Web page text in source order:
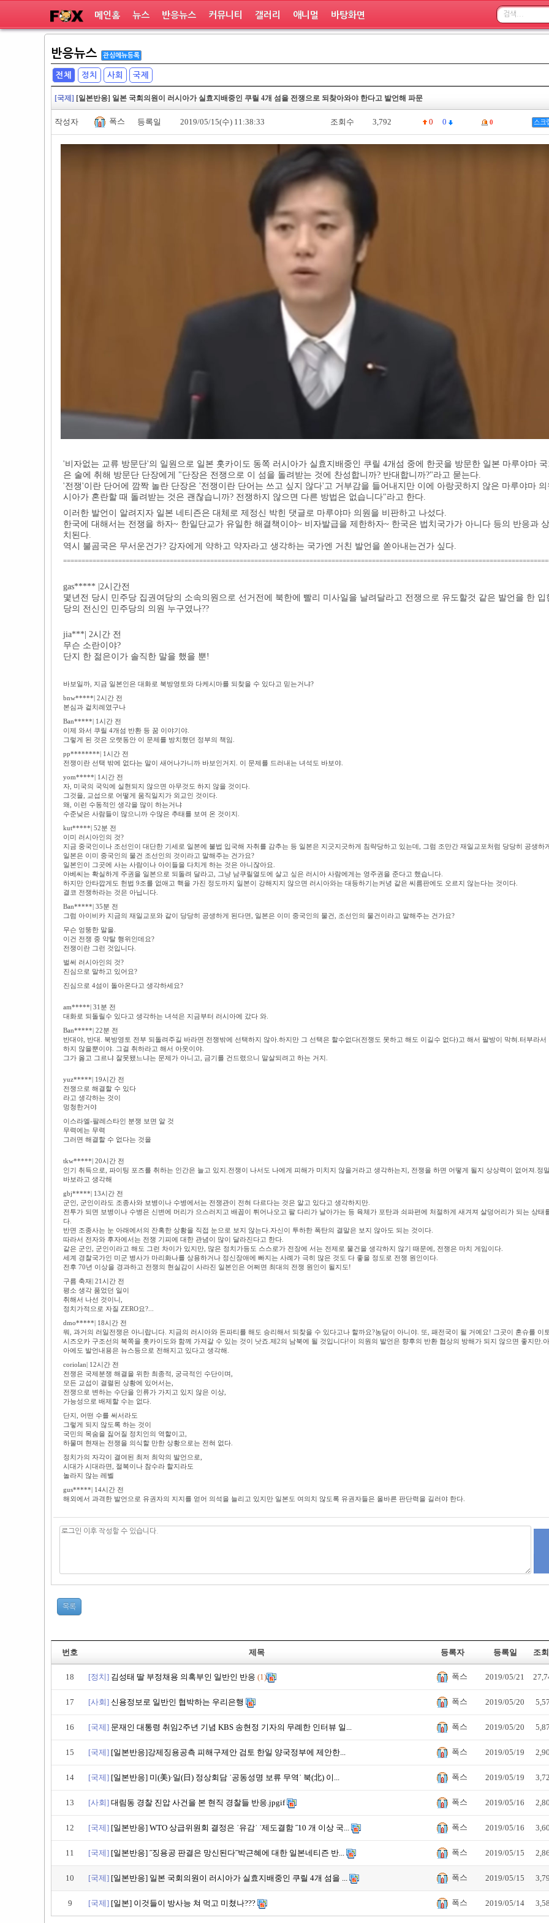
메인홈 뉴스 반응뉴스 커뮤니티 갤러리 애니멀 바탕화면
반응뉴스 관심메뉴등록
전체 정치 사회 국제
[국제] [일본반응] 일본 국회의원이 러시아가 실효지배중인 쿠릴 4개 섬을 전쟁으로 되찾아와야 한다고 발언해 파문
작성자 폭스 등록일 2019/05/15(수) 11:38:33 조회수 3,792 0 0 0 스크
'비자없는 교류 방문단'의 일원으로 일본 홋카이도 동쪽 러시아가 실효지배중인 쿠릴 4개섬 중에 한곳을 방문한 일본 마루야마
은 술에 취해 방문단 단장에게 "단장은 전쟁으로 이 섬을 돌려받는 것에 찬성합니까? 반대합니까?"라고 묻는다.
'전쟁'이란 단어에 깜짝 놀란 단장은 '전쟁이란 단어는 쓰고 싶지 않다'고 거부감을 들어내지만 이에 아랑곳하지 않은 마루야마
시아가 혼란할 때 돌려받는 것은 괜찮습니까? 전쟁하지 않으면 다른 방법은 없습니다"라고 한다.
이러한 발언이 알려지자 일본 네티즌은 대체로 제정신 박힌 댓글로 마루야마 의원을 비판하고 나섰다.
한국에 대해서는 전쟁을 하자~ 한일단교가 유일한 해결책이야~ 비자발급을 제한하자~ 한국은 법치국가가 아니다 등의 반응과
치된다.
역시 불곰국은 무서운건가? 강자에게 약하고 약자라고 생각하는 국가엔 거친 발언을 쏟아내는건가 싶다.
gas***** |2시간전
몇년전 당시 민주당 집권여당의 소속의원으로 선거전에 북한에 빨리 미사일을 날려달라고 전쟁으로 유도할것 같은 발언을 한 입
당의 전신인 민주당의 의원 누구였나??
jia***| 2시간 전
무슨 소란이야?
단지 한 젊은이가 솔직한 말을 했을 뿐!
바보일까, 지금 일본인은 대화로 북방영토와 다케시마를 되찾을 수 있다고 믿는거냐?
bnw*****| 2시간 전
본심과 겉치레였구나
Ban*****| 1시간 전
이제 와서 쿠릴 4개섬 반환 등 꿈 이야기야.
그렇게 된 것은 오랫동안 이 문제를 방치했던 정부의 책임.
pp********| 1시간 전
전쟁이란 선택 밖에 없다는 말이 새어나가니까 바보인거지. 이 문제를 드러내는 녀석도 바보야.
yom*****| 1시간 전
자, 미국의 국익에 실현되지 않으면 아무것도 하지 않을 것이다.
그것을, 교섭으로 어떻게 움직일지가 외교인 것이다.
왜, 이런 수동적인 생각을 많이 하는거냐
수준낮은 사람들이 많으니까 수많은 추태를 보여 온 것이지.
kut*****| 52분 전
이미 러시아인의 것?
지금 중국인이나 조선인이 대단한 기세로 일본에 불법 입국해 자취를 감추는 등 일본은 지긋지긋하게 침략당하고 있는데, 그럼 조만간 재일교포처럼 당당히 공생하
일본은 이미 중국인의 물건 조선인의 것이라고 말해주는 건가요?
일본인이 그곳에 사는 사람이나 아이들을 다치게 하는 것은 아니잖아요.
아베씨는 확실하게 주권을 일본으로 되돌려 달라고, 그냥 남쿠릴열도에 살고 싶은 러시아 사람에게는 영주권을 준다고 했습니다.
하지만 안타깝게도 헌법 9조를 없애고 핵을 가진 정도까지 일본이 강해지지 않으면 러시아와는 대등하기는커녕 같은 씨름판에도 오르지 않는다는 것이다.
결코 전쟁하라는 것은 아닙니다.
Ban*****| 35분 전
그럼 아이비카 지금의 재일교포와 같이 당당히 공생하게 된다면, 일본은 이미 중국인의 물건, 조선인의 물건이라고 말해주는 건가요?
무슨 엉뚱한 말을.
이건 전쟁 중 약탈 행위인데요?
전쟁이란 그런 것입니다.
벌써 러시아인의 것?
진심으로 말하고 있어요?
진심으로 4섬이 돌아온다고 생각하세요?
am*****| 31분 전
대화로 되돌릴수 있다고 생각하는 녀석은 지금부터 러시아에 갔다 와.
Ban*****| 22분 전
반대야, 반대. 북방영토 전부 되돌려주길 바라면 전쟁밖에 선택하지 않아.하지만 그 선택은 할수없다(전쟁도 못하고 해도 이길수 없다)고 해서 팔방이 막혀.터부라서
하지 않을뿐이야. 그걸 취하라고 해서 아웃이야.
그가 옳고 그르냐 잘못됐느냐는 문제가 아니고, 금기를 건드렸으니 말살되려고 하는 거지.
yuz*****| 19시간 전
전쟁으로 해결할 수 있다
라고 생각하는 것이
멍청한거야
이스라엘-팔레스타인 분쟁 보면 알 것
무력에는 무력
그러면 해결할 수 없다는 것을
tkw*****| 20시간 전
인기 취득으로, 파이팅 포즈를 취하는 인간은 늘고 있지.전쟁이 나서도 나에게 피해가 미치지 않을거라고 생각하는지, 전쟁을 하면 어떻게 될지 상상력이 없어져.정
바보라고 생각해
gbj*****| 13시간 전
군인, 군인이라도 조종사와 보병이나 수병에서는 전쟁관이 전혀 다르다는 것은 알고 있다고 생각하지만.
전투가 되면 보병이나 수병은 신변에 머리가 으스러지고 배꼽이 튀어나오고 팔 다리가 날아가는 등 육체가 포탄과 쇠파편에 처절하게 새겨져 살덩어리가 되는 상태
다.
반면 조종사는 눈 아래에서의 잔혹한 상황을 직접 눈으로 보지 않는다.자신이 투하한 폭탄의 결말은 보지 않아도 되는 것이다.
따라서 전자와 후자에서는 전쟁 기피에 대한 관념이 많이 달라진다고 한다.
같은 군인, 군인이라고 해도 그런 차이가 있지만, 많은 정치가등도 스스로가 전장에 서는 전제로 물건을 생각하지 않기 때문에, 전쟁은 마치 게임이다.
세계 경찰국가인 미군 병사가 마리화나를 상용하거나 정신장애에 빠지는 사례가 극히 많은 것도 다 좋을 정도로 전쟁 원인이다.
전후 70년 이상을 경과하고 전쟁의 현실감이 사라진 일본인은 어쩌면 최대의 전쟁 원인이 될지도!
구름 축재| 21시간 전
평소 생각 품었던 일이
취해서 나선 것이니,
정치가적으로 자질 ZERO요?...
dmo*****| 18시간 전
뭐, 과거의 러일전쟁은 아니랍니다. 지금의 러시아와 돈파티를 해도 승리해서 되찾을 수 있다고나 할까요?농담이 아니야. 또, 패전국이 될 거예요! 그곳이 혼슈를 이
시즈오카 구조선의 북쪽을 홋카이도와 함께 가져갈 수 있는 것이 낫죠.제2의 남북에 될 것입니다!이 의원의 발언은 향후의 반환 협상의 방해가 되지 않으면 좋지만.
아에도 발언내용은 뉴스등으로 전해지고 있다고 생각해.
coriolan| 12시간 전
전쟁은 국제분쟁 해결을 위한 최종적, 궁극적인 수단이며,
모든 교섭이 결렬된 상황에 있어서는,
전쟁으로 변하는 수단을 인류가 가지고 있지 않은 이상,
가능성으로 배제할 수는 없다.
단지, 어떤 수를 써서라도
그렇게 되지 않도록 하는 것이
국민의 목숨을 짊어질 정치인의 역할이고,
하물며 현재는 전쟁을 의식할 만한 상황으로는 전혀 없다.
정치가의 자각이 결여된 최저 최악의 발언으로,
시대가 시대라면, 절복이나 참수라 할지라도
놀라지 않는 레벨
gus*****| 14시간 전
해외에서 과격한 발언으로 유권자의 지지를 얻어 의석을 늘리고 있지만 일본도 여의치 않도록 유권자들은 올바른 판단력을 길러야 한다.
목록
번호 제목 등록자 등록일 조
18 [정치] 김성태 딸 부정채용 의혹부인 일반인 반응 (1) 폭스 2019/05/21
17 [사회] 신용정보로 일반인 협박하는 우리은행 폭스 2019/05/20
16 [국제] 문재인 대통령 취임2주년 기념 KBS 송현정 기자의 무례한 인터뷰 일... 폭스 2019/05/20
15 [국제] [일본반응]강제징용공측 피해구제안 검토 한일 양국정부에 제안한... 폭스 2019/05/19
14 [국제] [일본반응] 미(美)·일(日) 정상회담 ˈ공동성명 보류 무역ˈ 북(北) 이... 폭스 2019/05/19
13 [사회] 대림동 경찰 진압 사건을 본 현직 경찰들 반응.jpgif 폭스 2019/05/16
12 [국제] [일본반응] WTO 상급위원회 결정은 ˈ유감ˈ ˈ제도결함 ˝10 개 이상 국... 폭스 2019/05/16
11 [국제] [일본반응] ˝징용공 판결은 망신된다˝박근혜에 대한 일본네티즌 반... 폭스 2019/05/15
10 [국제] [일본반응] 일본 국회의원이 러시아가 실효지배중인 쿠릴 4개 섬을 ... 폭스 2019/05/15
9 [국제] [일본] 이것들이 방사능 쳐 먹고 미쳤나??? 폭스 2019/05/14